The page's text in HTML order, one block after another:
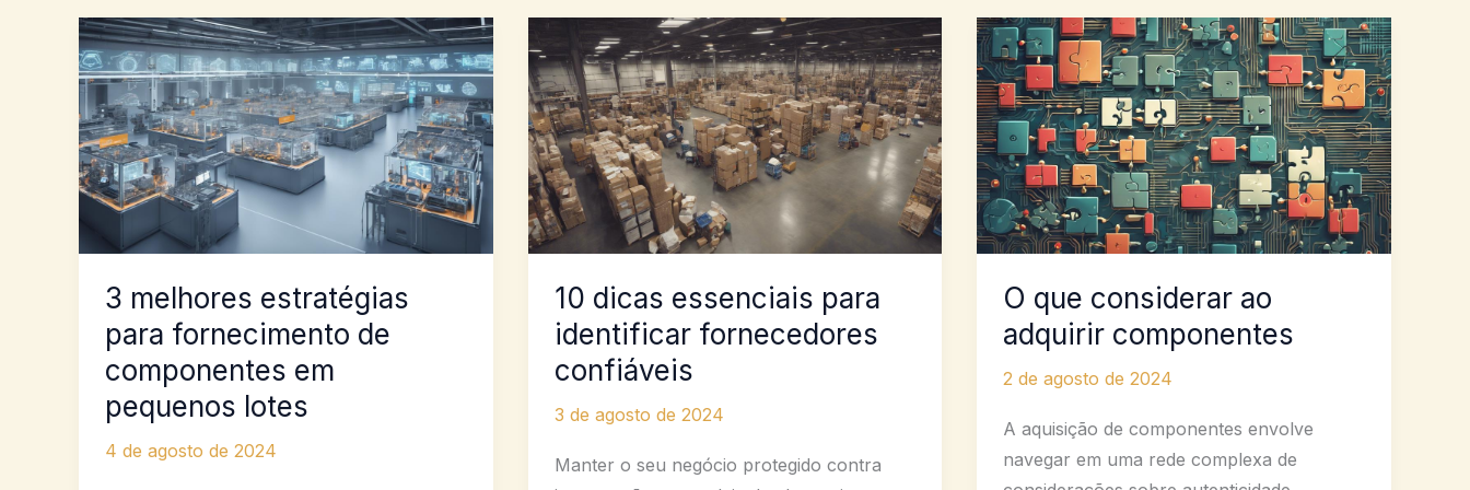
3 melhores estratégias
para fornecimento de
componentes em
pequenos lotes
4 de agosto de 2024
10 dicas essenciais para
identificar fornecedores
confiáveis
3 de agosto de 2024
Manter o seu negócio protegido contra
O que considerar ao
adquirir componentes
2 de agosto de 2024
A aquisição de componentes envolve
navegar em uma rede complexa de